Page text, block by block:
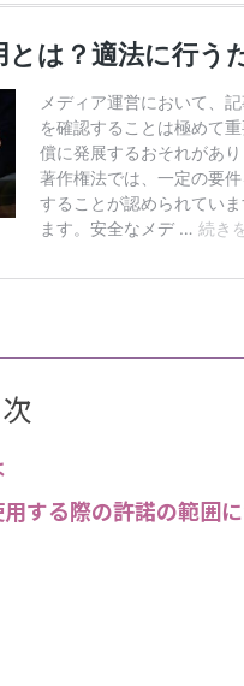
する際の許諾の範囲